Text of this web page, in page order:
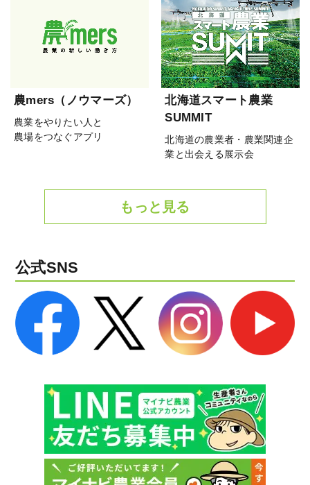
農mers（ノウマーズ）
農業をやりたい人と
農場をつなぐアプリ
北海道スマート農業
SUMMIT
北海道の農業者・農業関連企
業と出会える展示会
もっと見る
公式SNS